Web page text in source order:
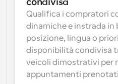
condivisa
Qualifica i compratori
dinamiche e instrada in
posizione, lingua o
disponibilità condivisa
veicoli dimostrativi per
appuntamenti